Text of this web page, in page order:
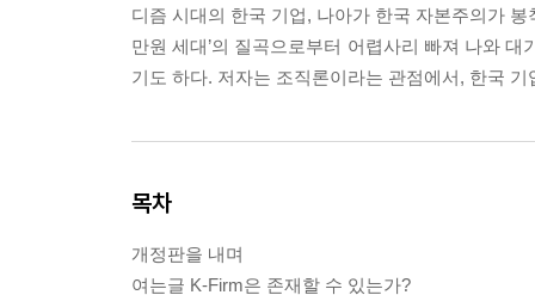
디즘 시대의 한국 기업, 나아가 한국 자본주의가
만원 세대’의 질곡으로부터 어렵사리 빠져 나와
기도 하다. 저자는 조직론이라는 관점에서, 한국
목차
개정판을 내며
여는글 K-Firm은 존재할 수 있는가?